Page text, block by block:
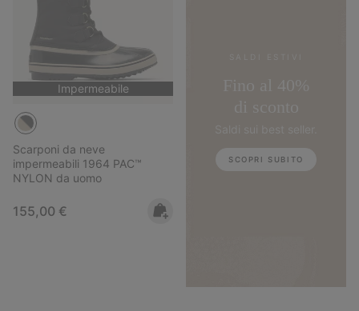
Impermeabile
Scarponi da neve
impermeabili 1964 PAC™
NYLON da uomo
Regular price:
155,00 €
SCOPRI SUBITO